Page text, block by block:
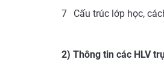
7 Cấu trúc lớp học,
2) Thông tin các HLV